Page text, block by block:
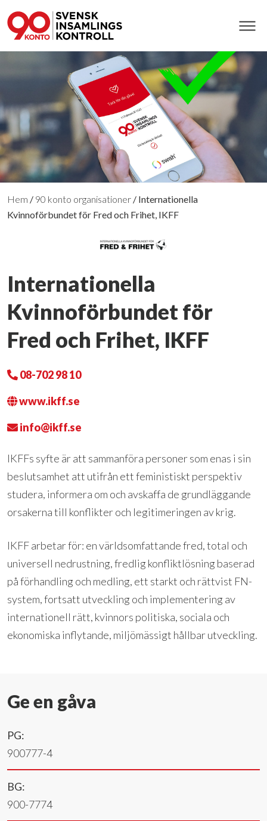
Hem / 90 konto organisationer / Internationella
Kvinnoförbundet för Fred och Frihet, IKFF
Internationella
Kvinnoförbundet för
Fred och Frihet, IKFF
08-702 98 10
www.ikff.se
info@ikff.se
IKFFs syfte är att sammanföra personer som enas i sin
beslutsamhet att utifrån ett feministiskt perspektiv
studera, informera om och avskaffa de grundläggande
orsakerna till konflikter och legitimeringen av krig.
IKFF arbetar för: en världsomfattande fred, total och
universell nedrustning, fredlig konfliktlösning baserad
på förhandling och medling, ett starkt och rättvist FN-
system, fortsatt utveckling och implementering av
internationell rätt, kvinnors politiska, sociala och
ekonomiska inflytande, miljömässigt hållbar utveckling.
Ge en gåva
PG:
900777-4
BG:
900-7774